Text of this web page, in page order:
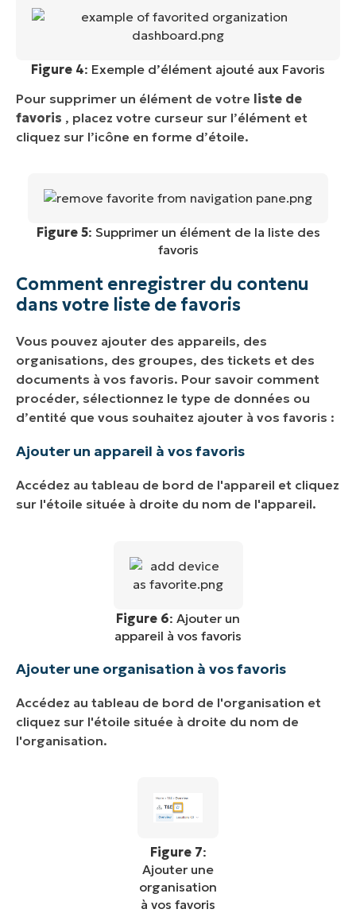
Figure 4: Exemple d’élément ajouté aux Favoris
Pour supprimer un élément de votre liste de
favoris , placez votre curseur sur l’élément et
cliquez sur l’icône en forme d’étoile.
Figure 5: Supprimer un élément de la liste des
favoris
Comment enregistrer du contenu
dans votre liste de favoris
Vous pouvez ajouter des appareils, des
organisations, des groupes, des tickets et des
documents à vos favoris. Pour savoir comment
procéder, sélectionnez le type de données ou
d’entité que vous souhaitez ajouter à vos favoris :
Ajouter un appareil à vos favoris
Accédez au tableau de bord de l'appareil et cliquez
sur l'étoile située à droite du nom de l'appareil.
Figure 6: Ajouter un
appareil à vos favoris
Ajouter une organisation à vos favoris
Accédez au tableau de bord de l'organisation et
cliquez sur l'étoile située à droite du nom de
l'organisation.
Figure 7:
Ajouter une
organisation
à vos favoris